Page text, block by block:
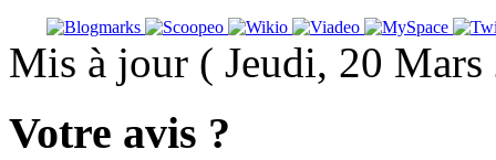
Mis à jour ( Jeudi, 20
Votre avis ?